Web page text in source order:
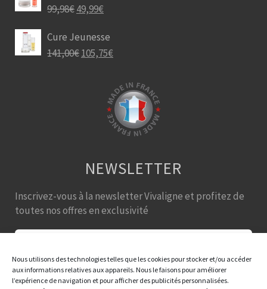
Nous utilisons des technologies telles que les cookies pour stocker et/ou accéder
aux informations relatives aux appareils. Nous le faisons pour améliorer
l’expérience de navigation et pour afficher des publicités personnalisées.
99,98€49,99€
Cure Jeunesse
141,00€105,75€
NEWSLETTER
Inscrivez-vous à la newsletter Vivaligne et profitez de
toutes nos offres en exclusivité